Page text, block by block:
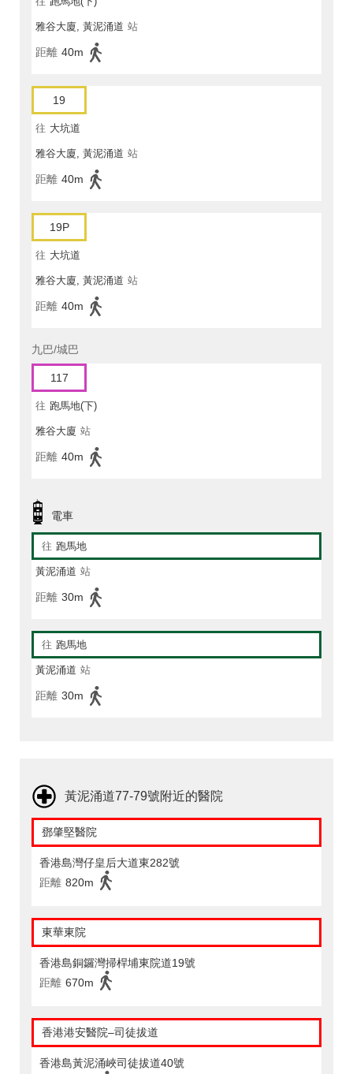
雅谷大廈, 黃泥涌道 站
距離 40m
19
往 大坑道
雅谷大廈, 黃泥涌道 站
距離 40m
19P
往 大坑道
雅谷大廈, 黃泥涌道 站
距離 40m
九巴/城巴
117
往 跑馬地(下)
雅谷大廈 站
距離 40m
電車
往 跑馬地
黃泥涌道 站
距離 30m
往 跑馬地
黃泥涌道 站
距離 30m
黃泥涌道77-79號附近的醫院
鄧肇堅醫院
香港島灣仔皇后大道東282號
距離 820m
東華東院
香港島銅鑼灣掃桿埔東院道19號
距離 670m
香港港安醫院–司徒拔道
香港島黃泥涌峽司徒拔道40號